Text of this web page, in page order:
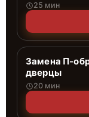
25 мин
Замена П-
дверцы
20 мин